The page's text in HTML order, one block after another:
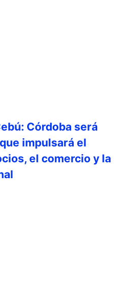
Córdoba será
impulsará el
el comercio y la